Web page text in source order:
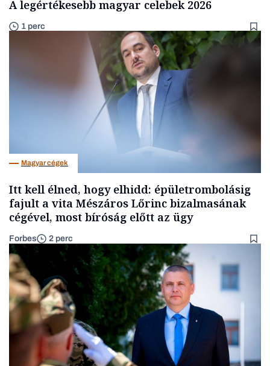
A legértékesebb magyar celebek 2026
1 perc
Magyar cégek
Itt kell élned, hogy elhidd: épületrombolásig
fajult a vita Mészáros Lőrinc bizalmasának
cégével, most bíróság előtt az ügy
Forbes 2 perc